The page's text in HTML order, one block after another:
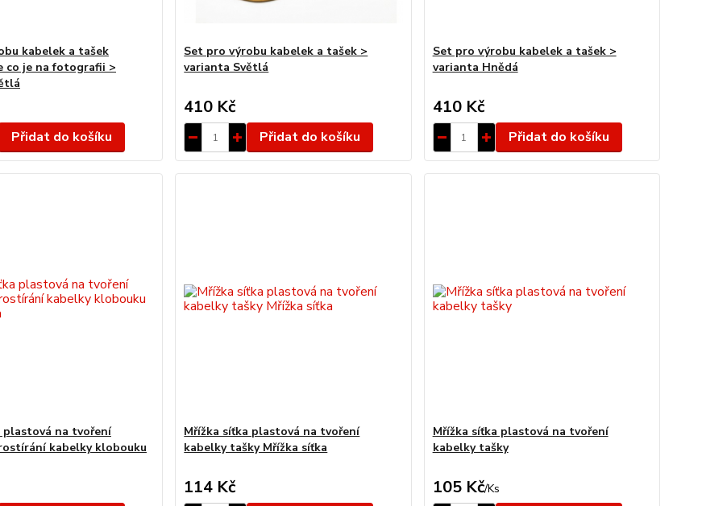
kabelek a tašek
co je na fotografii >
Přidat do košíku
Set pro výrobu kabelek a tašek >
varianta Světlá
410 Kč
Přidat do košíku
Set pro výrobu kabelek a tašek >
varianta Hnědá
410 Kč
Přidat do košíku
plastová na tvoření
kabelky klobouku
Mřížka síťka plastová na tvoření
kabelky tašky Mřížka síťka
114 Kč
Mřížka síťka plastová na tvoření
kabelky tašky
105 Kč/Ks